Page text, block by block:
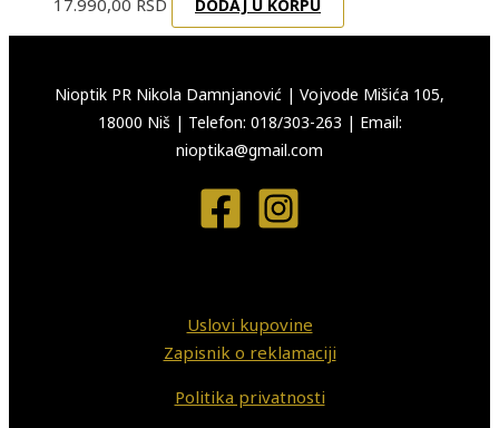
DODAJ U KORPU
Nioptik PR Nikola Damnjanović | Vojvode Mišića 105,
18000 Niš | Telefon: 018/303-263 | Email:
nioptika@gmail.com
Uslovi kupovine
Zapisnik o reklamaciji
Politika privatnosti